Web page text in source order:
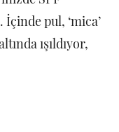
pul, ‘mica’
ışıldıyor,